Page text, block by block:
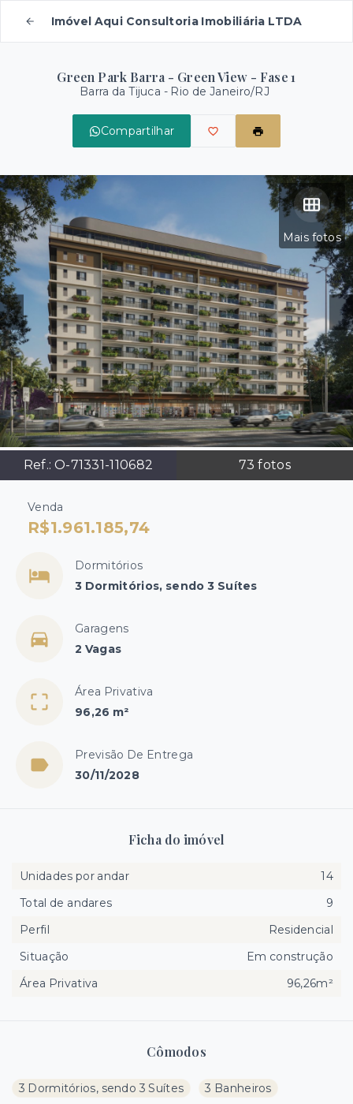
Imóvel Aqui Consultoria Imobiliária LTDA
Green Park Barra - Green View - Fase 1
Barra da Tijuca - Rio de Janeiro/RJ
Compartilhar
Mais fotos
Ref.: O-71331-110682 73 fotos
Venda
R$1.961.185,74
Dormitórios
3 Dormitórios, sendo 3 Suítes
Garagens
2 Vagas
Área Privativa
96,26 m²
Previsão De Entrega
30/11/2028
Cômodos
3 Dormitórios, sendo 3 Suítes
3 Banheiros
Ficha do imóvel
Unidades por andar
14
Total de andares
9
Perfil
Residencial
Situação
Em construção
Área Privativa
96,26m²